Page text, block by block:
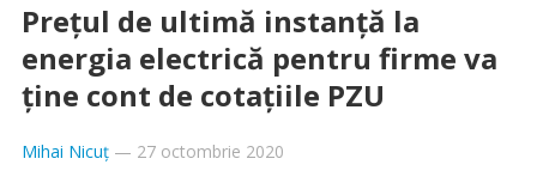
Prețul de ultimă instanță la
energia electrică pentru firme va
ține cont de cotațiile PZU
Mihai Nicuț— 27 octombrie 2020